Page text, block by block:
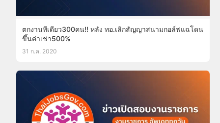
ตกงานทีเดียว300คน!! หลัง ทอ.เลิกสัญญาสนามกอล์ฟแฉโดน
ขึ้นค่าเช่า500%
31 ก.ค. 2020